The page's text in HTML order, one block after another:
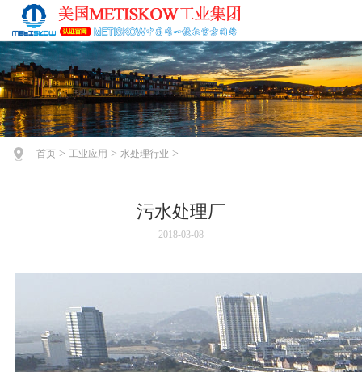
首页> 工业应用 > 水处理行业 >
污水处理厂
2018-03-08